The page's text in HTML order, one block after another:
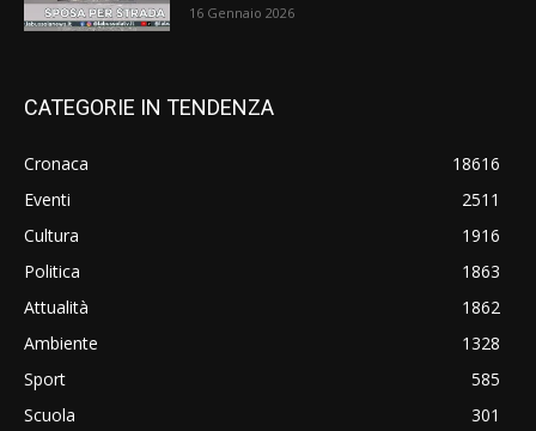
16 Gennaio 2026
CATEGORIE IN TENDENZA
Cronaca
18616
Eventi
2511
Cultura
1916
Politica
1863
Attualità
1862
Ambiente
1328
Sport
585
Scuola
301